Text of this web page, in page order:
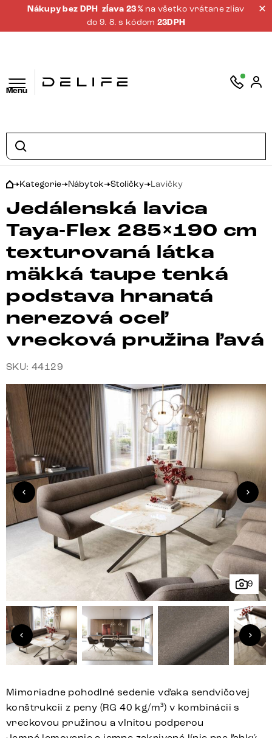
Nákupy bez DPH zĺava 23 % na všetko vrátane zliav
do 9. 8. s kódom 23DPH
Menu
Kategorie Nábytok Stoličky Lavičky
Jedálenská lavica
Taya-Flex 285×190 cm
texturovaná látka
mäkká taupe tenká
podstava hranatá
nerezová oceľ
vrecková pružina ľavá
SKU: 44129
9
Mimoriadne pohodlné sedenie vďaka sendvičovej
konštrukcii z peny (RG 40 kg/m³) v kombinácii s
vreckovou pružinou a vlnitou podperou